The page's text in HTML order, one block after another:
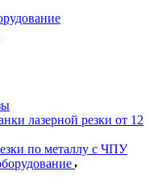
лазерной резки от 12
по металлу с ЧПУ